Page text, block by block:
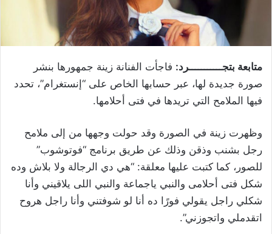
متابعة بتجـــــــــــرد: فاجأت الفنانة زينة جمهورها بنشر
صورة جديدة لها، عبر حسابها الخاص على “إنستغرام”، تحدد
فيها الملامح التي تريدها في فتى أحلامها.
وظهرت زينة في الصورة وقد حولت وجهها من إلى ملامح
رجل بشنب وذقن وذلك عن طريق برنامج “فوتوشوب”
للصور، كما كتبت عليها معلقة: “هي دي الرجالة ولا بلاش وده
شكل فتى أحلامى والنبي ياجماعة والنبي اللى يلاقيني وأنا
شكلي راجل يقولي فورًا ده أنا لو شوفتني وأنا راجل هروح
اتقدملي واتجوزني”.